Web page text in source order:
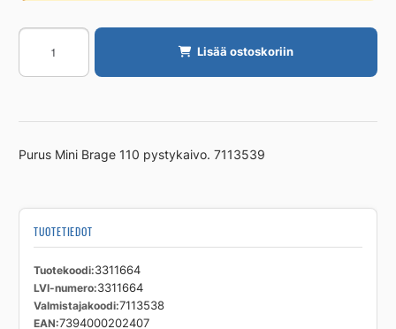
Lattiakaivo
PURUS
Mini
110
Lisää ostoskoriin
Purus Mini Brage 110 pystykaivo. 7113539
TUOTETIEDOT
Tuotekoodi 3311664
LVI-numero 3311664
Valmistajakoodi 7113538
EAN 7394000202407